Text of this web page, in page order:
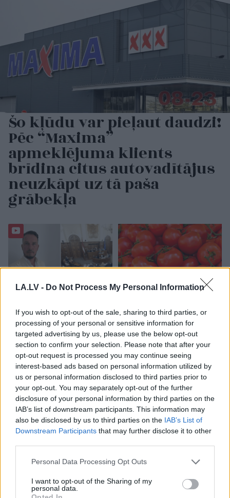
LA.LV - Do Not Process My Personal Information
If you wish to opt-out of the sale, sharing to third parties, or
processing of your personal or sensitive information for
targeted advertising by us, please use the below opt-out
section to confirm your selection. Please note that after your
opt-out request is processed you may continue seeing
interest-based ads based on personal information utilized by
us or personal information disclosed to third parties prior to
your opt-out. You may separately opt-out of the further
disclosure of your personal information by third parties on the
IAB’s list of downstream participants. This information may
also be disclosed by us to third parties on the IAB’s List of
Downstream Participants that may further disclose it to other
Please note that this website/app uses one or more Google
not limited to your visit or usage behaviour. You may click to
grant or deny consent to Google and its third-party tags to
Personal Data Processing Opt Outs
I want to opt-out of the Sharing of my
personal data.
Šo kļūdu var pieļaut daudzi!
Pēc “Maxima”
apmeklējuma klients
brīdina citus autovadītājus
neuzkāpt uz tā paša
grābekļa
Bez diploma, darba un
izbijis slepkava!? Vai
tiešām jebkurš var
kandidēt Saeimas
vēlēšanās, skaidro
advokāts
FOTO. “Vai tas ir
normāli?” Guntars
veikalā nopērk tomātu,
taču, pārgriežot to uz
pusēm, viņu sagaida
pārsteigums